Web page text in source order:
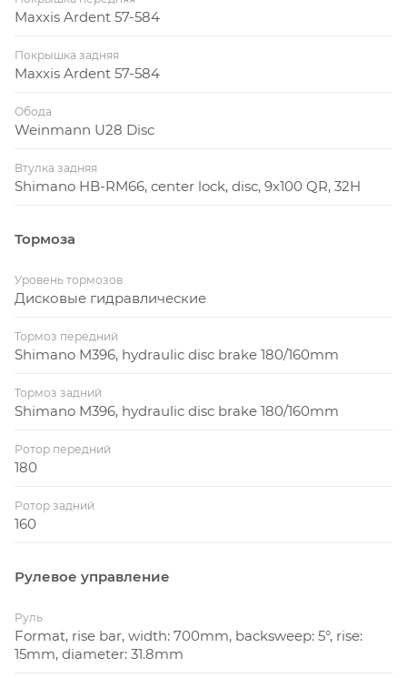
Maxxis Ardent 57-584
Покрышка задняя
Maxxis Ardent 57-584
Обода
Weinmann U28 Disc
Втулка задняя
Shimano HB-RM66, center lock, disc, 9x100 QR, 32H
Тормоза
Уровень тормозов
Дисковые гидравлические
Тормоз передний
Shimano M396, hydraulic disc brake 180/160mm
Тормоз задний
Shimano M396, hydraulic disc brake 180/160mm
Ротор передний
180
Ротор задний
160
Рулевое управление
Руль
Format, rise bar, width: 700mm, backsweep: 5°, rise:
15mm, diameter: 31.8mm